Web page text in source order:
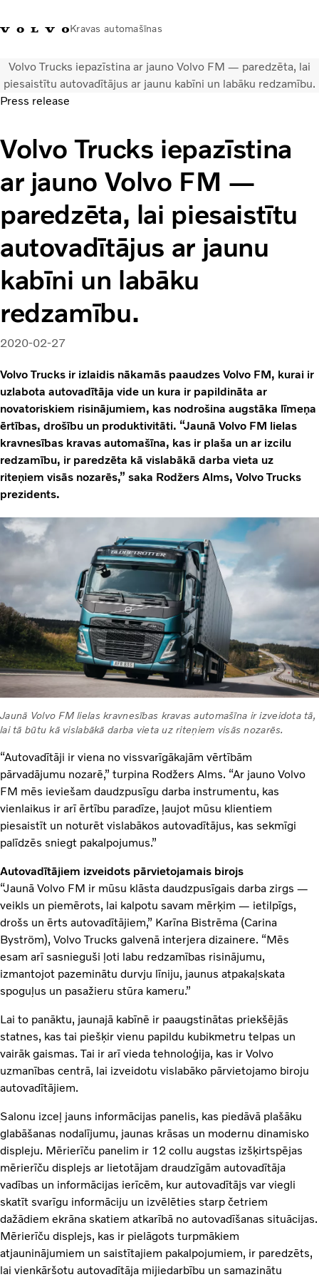
Kravas automašīnas
+371 20293001 Volvo Trucks veikalsIenākt Latvija
Kravas automašīnas
Pakalpojumi
Tuvākās darbnīcas meklēšana
Jaunumi
Par mums
Sazināties ar mums
Akcijas
Volvo Trucks iepazīstina ar jauno Volvo FM — paredzēta, lai
piesaistītu autovadītājus ar jaunu kabīni un labāku redzamību.
Press release
Volvo Trucks iepazīstina
ar jauno Volvo FM —
paredzēta, lai piesaistītu
autovadītājus ar jaunu
kabīni un labāku
redzamību.
2020-02-27
Volvo Trucks ir izlaidis nākamās paaudzes Volvo FM, kurai ir
uzlabota autovadītāja vide un kura ir papildināta ar
novatoriskiem risinājumiem, kas nodrošina augstāka līmeņa
ērtības, drošību un produktivitāti. “Jaunā Volvo FM lielas
kravnesības kravas automašīna, kas ir plaša un ar izcilu
redzamību, ir paredzēta kā vislabākā darba vieta uz
riteņiem visās nozarēs,” saka Rodžers Alms, Volvo Trucks
prezidents.
Jaunā Volvo FM lielas kravnesības kravas automašīna ir izveidota tā,
lai tā būtu kā vislabākā darba vieta uz riteņiem visās nozarēs.
“Autovadītāji ir viena no vissvarīgākajām vērtībām
pārvadājumu nozarē,” turpina Rodžers Alms. “Ar jauno Volvo
FM mēs ieviešam daudzpusīgu darba instrumentu, kas
vienlaikus ir arī ērtību paradīze, ļaujot mūsu klientiem
piesaistīt un noturēt vislabākos autovadītājus, kas sekmīgi
palīdzēs sniegt pakalpojumus.”
Autovadītājiem izveidots pārvietojamais birojs
“Jaunā Volvo FM ir mūsu klāsta daudzpusīgais darba zirgs —
veikls un piemērots, lai kalpotu savam mērķim — ietilpīgs,
drošs un ērts autovadītājiem,” Karīna Bistrēma (Carina
Byström), Volvo Trucks galvenā interjera dizainere. “Mēs
esam arī sasnieguši ļoti labu redzamības risinājumu,
izmantojot pazeminātu durvju līniju, jaunus atpakaļskata
spoguļus un pasažieru stūra kameru.”
Lai to panāktu, jaunajā kabīnē ir paaugstinātas priekšējās
statnes, kas tai piešķir vienu papildu kubikmetru telpas un
vairāk gaismas. Tai ir arī vieda tehnoloģija, kas ir Volvo
uzmanības centrā, lai izveidotu vislabāko pārvietojamo biroju
autovadītājiem.
Salonu izceļ jauns informācijas panelis, kas piedāvā plašāku
glabāšanas nodalījumu, jaunas krāsas un modernu dinamisko
displeju. Mērierīču panelim ir 12 collu augstas izšķirtspējas
mērierīču displejs ar lietotājam draudzīgām autovadītāja
vadības un informācijas ierīcēm, kur autovadītājs var viegli
skatīt svarīgu informāciju un izvēlēties starp četriem
dažādiem ekrāna skatiem atkarībā no autovadīšanas situācijas.
Mērierīču displejs, kas ir pielāgots turpmākiem
atjauninājumiem un saistītajiem pakalpojumiem, ir paredzēts,
lai vienkāršotu autovadītāja mijiedarbību un samazinātu